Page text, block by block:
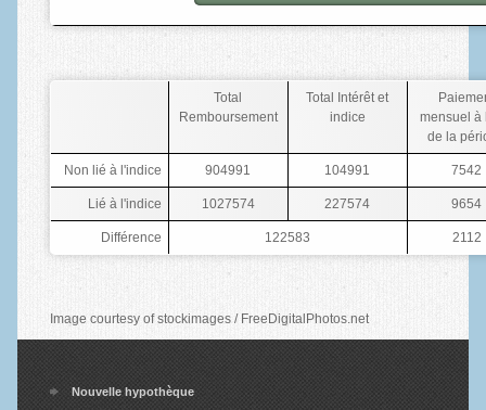
Total
Remboursement
Total Intérêt et
indice
mensuel à
de la
Non lié à l'indice 904991 104991 7542
Lié à l'indice 1027574 227574 9654
Différence 122583 2112
Image courtesy of stockimages / FreeDigitalPhotos.net
Nouvelle hypothèque